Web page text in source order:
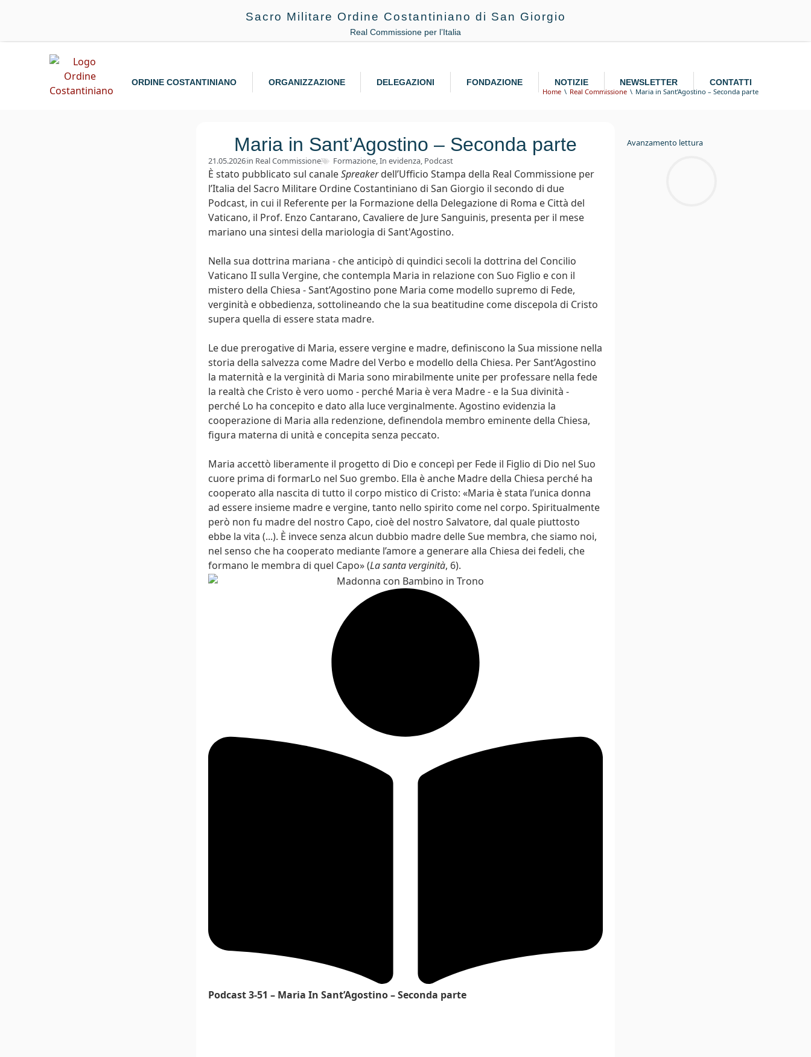
Sacro Militare Ordine Costantiniano di San Giorgio
Real Commissione per l’Italia
ORDINE COSTANTINIANO ORGANIZZAZIONE DELEGAZIONI FONDAZIONE NOTIZIE NEWSLETTER CONTATTI
Home Real Commissione Maria in Sant’Agostino – Seconda parte
Maria in Sant’Agostino – Seconda parte
21.05.2026in Real Commissione Formazione,In evidenza, Podcast
È stato pubblicato sul canaleSpreakerdell’Ufficio Stampa della Real Commissione per
l’Italia del Sacro Militare Ordine Costantiniano di San Giorgio il secondo di due
Podcast, in cui il Referente per la Formazione della Delegazione di Roma e Città del
Vaticano, il Prof. Enzo Cantarano, Cavaliere de Jure Sanguinis, presenta per il mese
mariano una sintesi della mariologia di Sant'Agostino.
Nella sua dottrina mariana - che anticipò di quindici secoli la dottrina del Concilio
Vaticano II sulla Vergine, che contempla Maria in relazione con Suo Figlio e con il
mistero della Chiesa - Sant’Agostino pone Maria come modello supremo di Fede,
verginità e obbedienza, sottolineando che la sua beatitudine come discepola di Cristo
supera quella di essere stata madre.
Le due prerogative di Maria, essere vergine e madre, definiscono la Sua missione nella
storia della salvezza come Madre del Verbo e modello della Chiesa. Per Sant’Agostino
la maternità e la verginità di Maria sono mirabilmente unite per professare nella fede
la realtà che Cristo è vero uomo - perché Maria è vera Madre - e la Sua divinità -
perché Lo ha concepito e dato alla luce verginalmente. Agostino evidenzia la
cooperazione di Maria alla redenzione, definendola membro eminente della Chiesa,
figura materna di unità e concepita senza peccato.
Maria accettò liberamente il progetto di Dio e concepì per Fede il Figlio di Dio nel Suo
cuore prima di formarLo nel Suo grembo. Ella è anche Madre della Chiesa perché ha
cooperato alla nascita di tutto il corpo mistico di Cristo: «Maria è stata l’unica donna
ad essere insieme madre e vergine, tanto nello spirito come nel corpo. Spiritualmente
però non fu madre del nostro Capo, cioè del nostro Salvatore, dal quale piuttosto
ebbe la vita (...). È invece senza alcun dubbio madre delle Sue membra, che siamo noi,
nel senso che ha cooperato mediante l’amore a generare alla Chiesa dei fedeli, che
formano le membra di quel Capo» (La santa verginità, 6).
Podcast 3-51 – Maria In Sant’Agostino – Seconda parte
Avanzamento lettura